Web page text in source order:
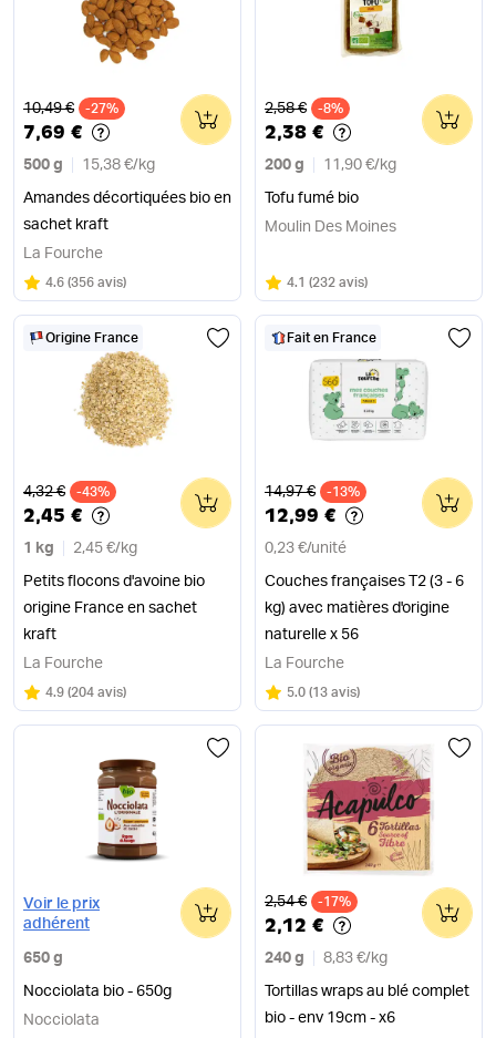
Ancien prix
10,49 € -27%
7,69 €
500 g 15,38 €/ kg
Amandes décortiquées bio en
sachet kraft
0
La Fourche
Note
4.6 sur 5
(356 avis)
Ancien prix
2,58 € -8%
2,38 €
200 g 11,90 €/ kg
Tofu fumé bio
0
Moulin Des Moines
Note
4.1 sur 5
(232 avis)
Origine France
Ancien prix
4,32 € -43%
2,45 €
1 kg 2,45 €/ kg
Petits flocons d'avoine bio
origine France en sachet
kraft
0
La Fourche
Note
4.9 sur 5
(204 avis)
Fait en France
Ancien prix
14,97 € -13%
12,99 €
0,23 €/unité
Couches françaises T2 (3 - 6
kg) avec matières d'origine
naturelle x 56
0
La Fourche
Note
5.0 sur 5
(13 avis)
Voir le prix
adhérent
650 g
Nocciolata bio - 650g
0
Nocciolata
Ancien prix
2,54 € -17%
2,12 €
240 g 8,83 €/ kg
Tortillas wraps au blé complet
bio - env 19cm - x6
0